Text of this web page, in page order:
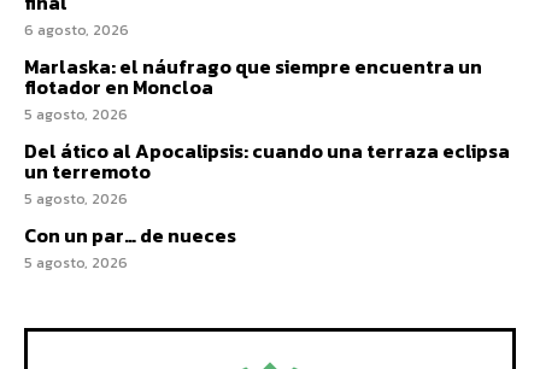
6 agosto, 2026
Marlaska: el náufrago que siempre encuentra un
flotador en Moncloa
5 agosto, 2026
Del ático al Apocalipsis: cuando una terraza eclipsa
un terremoto
5 agosto, 2026
Con un par… de nueces
5 agosto, 2026